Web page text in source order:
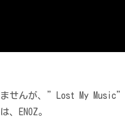
せんが、”Lost My Music”
、ENOZ。